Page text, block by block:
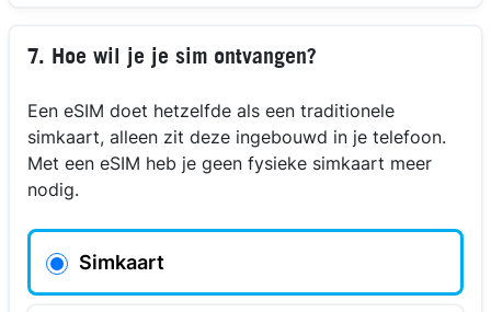
7. Hoe wil je je sim ontvangen?
Een eSIM doet hetzelfde als een traditionele
simkaart, alleen zit deze ingebouwd in je telefoon.
Met een eSIM heb je geen fysieke simkaart meer
nodig.
Simkaart